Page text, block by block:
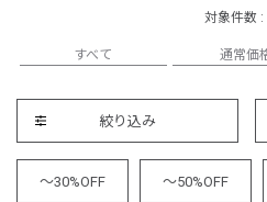
対象件数 :
すべて 通常価
絞り込み
～30%OFF ～50%OFF